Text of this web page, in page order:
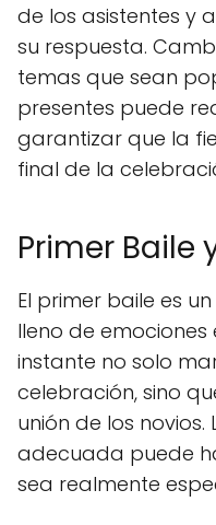
de los asistentes y
su respuesta.
temas que sean
presentes puede
garantizar que la
final de la
Primer Baile
El primer baile es
lleno de emociones
instante no solo
celebración, sino
unión de los
adecuada puede
sea realmente